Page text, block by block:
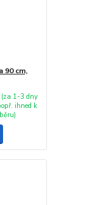
90 cm,
1-3 dny
ihned k